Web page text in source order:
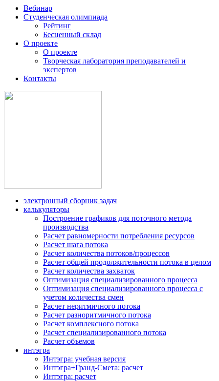
Вебинар
Студенческая олимпиада
Рейтинг
Бесценный склад
О проекте
О проекте
Творческая лаборатория преподавателей и
экспертов
Контакты
электронный сборник задач
калькуляторы
Построение графиков для поточного метода
производства
Расчет равномерности потребления ресурсов
Расчет шага потока
Расчет количества потоков/процессов
Расчет общей продолжительности потока в целом
Расчет количества захваток
Оптимизация специализированного процесса
Оптимизация специализированного процесса с
учетом количества смен
Расчет неритмичного потока
Расчет разноритмичного потока
Расчет комплексного потока
Расчет специализированного потока
Расчет объемов
интэгра
Интэгра: учебная версия
Интэгра+Гранд-Смета: расчет
Интэгра: расчет